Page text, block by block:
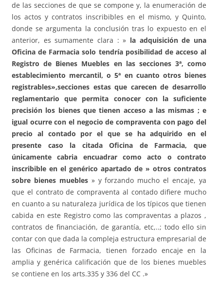
de las secciones de que se compone y, la enumeración de
los actos y contratos inscribibles en el mismo, y Quinto,
donde se argumenta la conclusión tras lo expuesto en el
anterior, es sumamente clara : » la adquisición de una
Oficina de Farmacia solo tendría posibilidad de acceso al
Registro de Bienes Muebles en las secciones 3ª, como
establecimiento mercantil, o 5ª en cuanto otros bienes
registrables»,secciones estas que carecen de desarrollo
reglamentario que permita conocer con la suficiente
precisión los bienes que tienen acceso a las mismas ; e
igual ocurre con el negocio de compraventa con pago del
precio al contado por el que se ha adquirido en el
presente caso la citada Oficina de Farmacia, que
únicamente cabria encuadrar como acto o contrato
inscribible en el genérico apartado de » otros contratos
sobre bienes muebles » y forzando mucho el encaje, ya
que el contrato de compraventa al contado difiere mucho
en cuanto a su naturaleza jurídica de los típicos que tienen
cabida en este Registro como las compraventas a plazos ,
contratos de financiación, de garantía, etc,..; todo ello sin
contar con que dada la compleja estructura empresarial de
las Oficinas de Farmacia, tienen forzado encaje en la
amplia y genérica calificación que de los bienes muebles
se contiene en los arts.335 y 336 del CC .»